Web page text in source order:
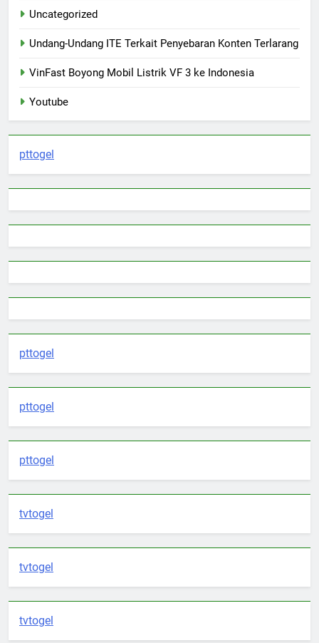
Uncategorized
Undang-Undang ITE Terkait Penyebaran Konten Terlarang
VinFast Boyong Mobil Listrik VF 3 ke Indonesia
Youtube
pttogel
pttogel
pttogel
pttogel
tvtogel
tvtogel
tvtogel